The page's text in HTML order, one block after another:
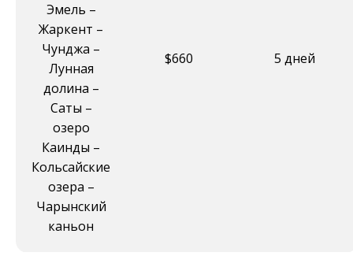
Эмель –
Жаркент –
Чунджа –
Лунная
долина –
Саты –
озеро
Каинды –
Кольсайские
озера –
Чарынский
каньон
$660 5 дней